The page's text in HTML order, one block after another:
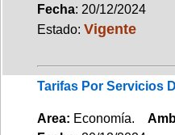
Fecha: 20/12/2024
Estado: Vigente
Tarifas Por Servicios
Area: Economía.